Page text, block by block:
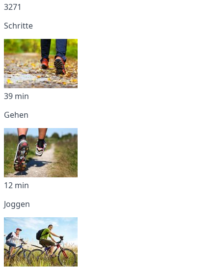
3271
Schritte
39 min
Gehen
12 min
Joggen